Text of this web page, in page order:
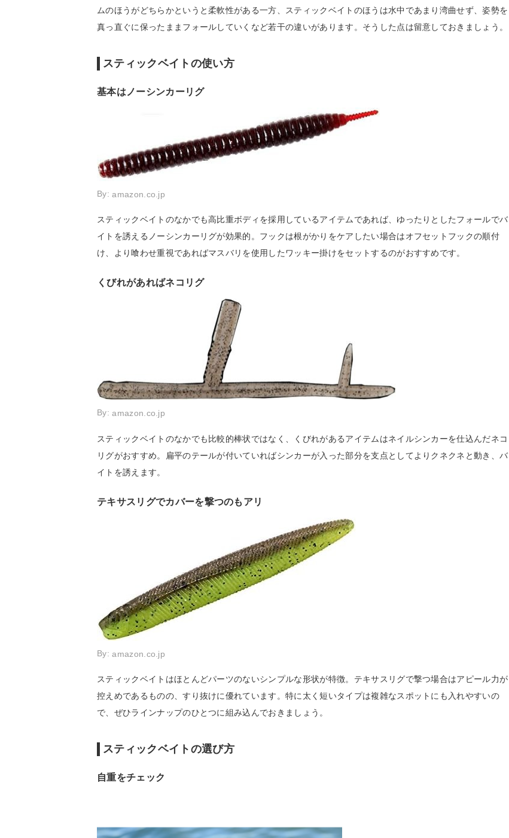
ムのほうがどちらかというと柔軟性がある一方、スティックベイトのほうは水中であまり湾曲せず、姿勢を
真っ直ぐに保ったままフォールしていくなど若干の違いがあります。そうした点は留意しておきましょう。
スティックベイトの使い方
基本はノーシンカーリグ
By:amazon.co.jp
スティックベイトのなかでも高比重ボディを採用しているアイテムであれば、ゆったりとしたフォールでバ
イトを誘えるノーシンカーリグが効果的。フックは根がかりをケアしたい場合はオフセットフックの順付
け、より喰わせ重視であればマスバリを使用したワッキー掛けをセットするのがおすすめです。
くびれがあればネコリグ
By:amazon.co.jp
スティックベイトのなかでも比較的棒状ではなく、くびれがあるアイテムはネイルシンカーを仕込んだネコ
リグがおすすめ。扁平のテールが付いていればシンカーが入った部分を支点としてよりクネクネと動き、バ
イトを誘えます。
テキサスリグでカバーを撃つのもアリ
By:amazon.co.jp
スティックベイトはほとんどパーツのないシンプルな形状が特徴。テキサスリグで撃つ場合はアピール力が
控えめであるものの、すり抜けに優れています。特に太く短いタイプは複雑なスポットにも入れやすいの
で、ぜひラインナップのひとつに組み込んでおきましょう。
スティックベイトの選び方
自重をチェック